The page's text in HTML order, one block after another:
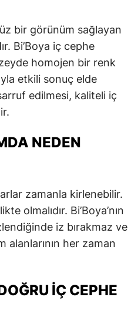
bir görünüm sağlayan
Bi’Boya iç cephe
homojen bir renk
etkili sonuç elde
edilmesi, kaliteli iç
NEDEN
zamanla kirlenebilir.
olmalıdır. Bi’Boya’nın
iz bırakmaz ve
her zaman
İÇ CEPHE